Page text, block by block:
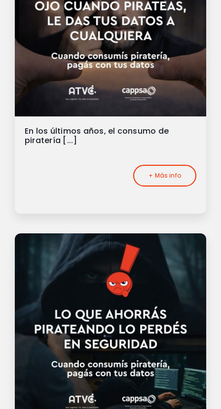
En los últimos años, el consumo de
piratería [...]
+ Más info